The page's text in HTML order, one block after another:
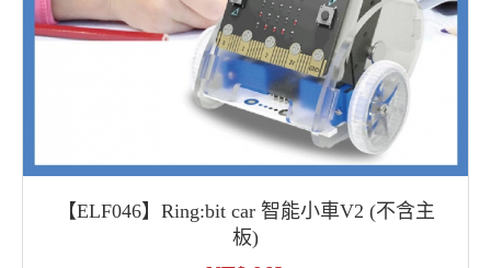
【ELF046】Ring:bit car 智能小車V2 (不含主
板)